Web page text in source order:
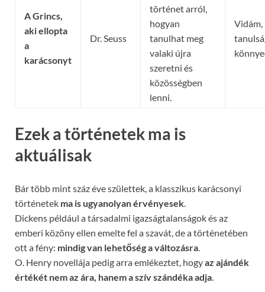
A Grincs,
aki ellopta
a
karácsonyt
Dr. Seuss
történet arról,
hogyan
tanulhat meg
valaki újra
szeretni és
közösségben
lenni.
Vidám,
Ezek a történetek ma is
aktuálisak
Bár több mint száz éve születtek, a klasszikus karácsonyi
történetek ma is ugyanolyan érvényesek
Dickens például a társadalmi igazságtalanságok és az
emberi közöny ellen emelte fel a szavát, de a történetében
ott a fény: mindig van lehetőség a változásra
O. Henry novellája pedig arra emlékeztet, hogyaz ajándék
értékét nem az ára, hanem a szív szándéka adja